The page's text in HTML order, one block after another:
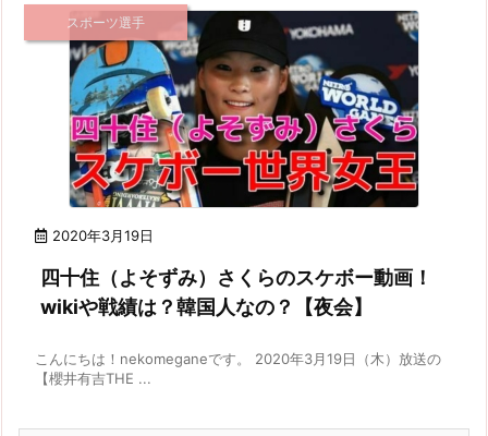
2020年3月19日
スポーツ選手
四十住（よそずみ）さくらのスケボー動画！
wikiや戦績は？韓国人なの？【夜会】
こんにちは！nekomeganeです。 2020年3月19日（木）放送の
【櫻井有吉THE ...